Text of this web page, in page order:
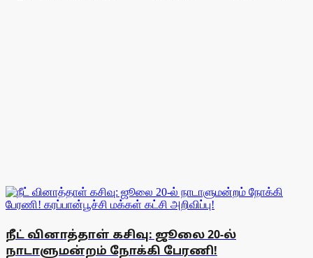
நீட் வினாத்தாள் கசிவு: ஜூலை 20-ல்
நாடாளுமன்றம் நோக்கி பேரணி!